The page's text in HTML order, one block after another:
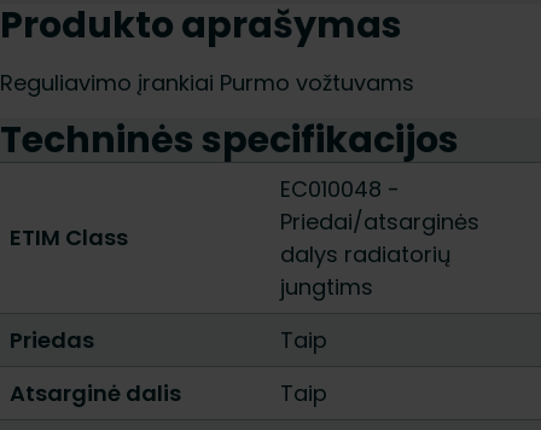
Produkto aprašymas
Reguliavimo įrankiai Purmo vožtuvams
Techninės specifikacijos
ETIM Class
EC010048 -
Priedai/atsarginės
dalys radiatorių
jungtims
Priedas
Taip
Atsarginė dalis
Taip